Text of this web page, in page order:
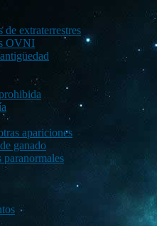
de extraterrestres
OVNI
apariciones
ganado
paranormales